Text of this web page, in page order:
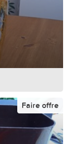
Faire offre